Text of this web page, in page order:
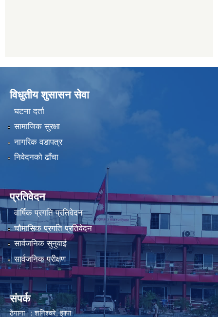
विधुतीय शुसासन सेवा
घटना दर्ता
सामाजिक सुरक्षा
नागरिक वडापत्र
निवेदनको ढाँचा
प्रतिवेदन
वार्षिक प्रगति प्रतिवेदन
चौमासिक प्रगति प्रतिवेदन
सार्वजनिक सुनुवाई
सार्वजनिक परीक्षण
संपर्क
ठेगाना : शनिश्चरे, झापा